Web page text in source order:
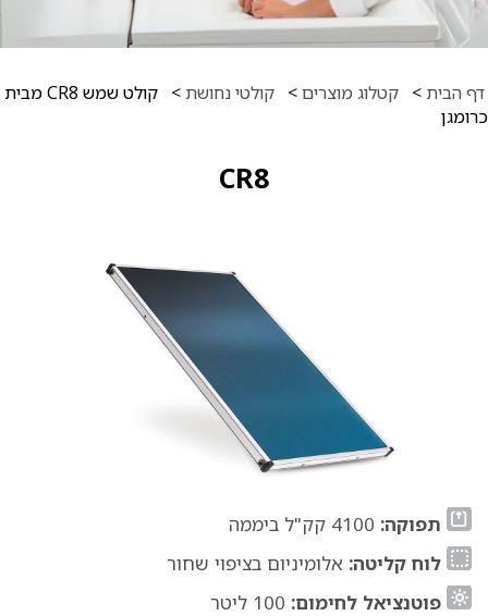
דף הבית > קטלוג מוצרים> קולטי נחושת >
קולט שמש CR8 מבית
כרומגן
CR8
תפוקה:
לוח קליטה: אלומיניום בציפוי שחור
פוטנציאל לחימום: